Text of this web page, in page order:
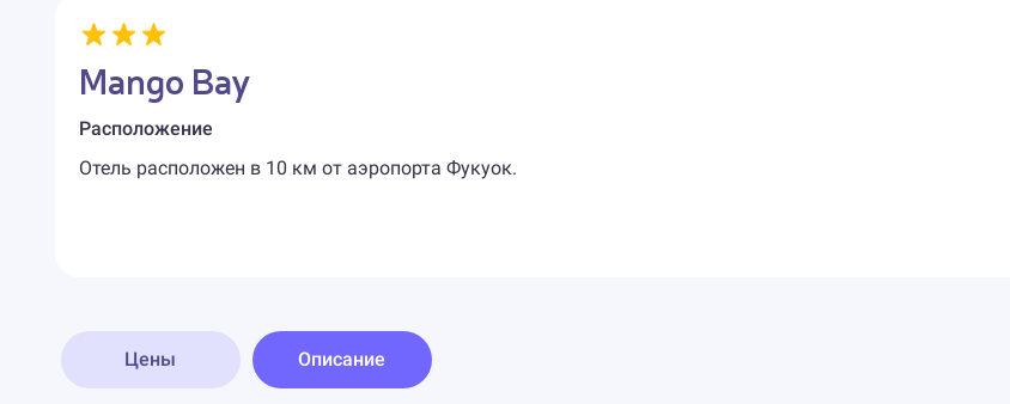
Mango Bay
Расположение
Отель расположен в 10 км от аэропорта Фукуок.
Цены Описание